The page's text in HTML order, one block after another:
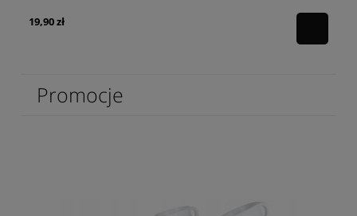
19,90 zł
Promocje